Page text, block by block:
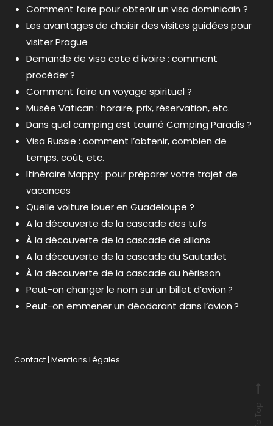
Comment faire pour obtenir un visa dominicain ?
Les avantages de choisir des visites guidées pour
visiter Prague
Demande de visa cote d ivoire : comment
procéder ?
Comment faire un voyage spirituel ?
Musée Vatican : horaire, prix, réservation, etc.
Dans quel camping est tourné Camping Paradis ?
Visa Russie : comment l’obtenir, combien de
temps, coût, etc.
Itinéraire Mappy : pour préparer votre trajet de
vacances
Quelle voiture louer en Guadeloupe ?
A la découverte de la cascade des tufs
À la découverte de la cascade de sillans
A la découverte de la cascade du Sautadet
À la découverte de la cascade du hérisson
Peut-on changer le nom sur un billet d’avion ?
Peut-on emmener un déodorant dans l’avion ?
Contact |Mentions Légales